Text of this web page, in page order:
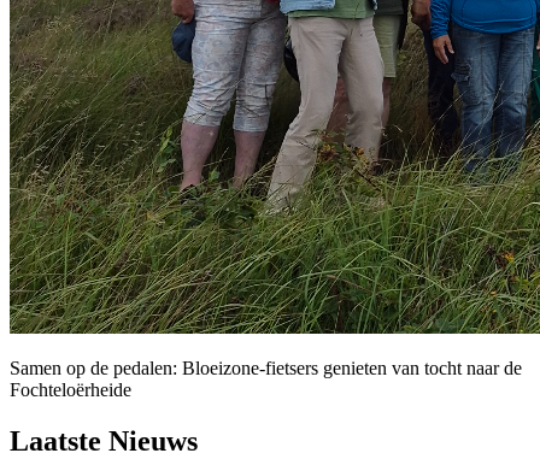
Samen op de pedalen: Bloeizone-fietsers genieten van tocht naar de
Fochteloërheide
Laatste Nieuws